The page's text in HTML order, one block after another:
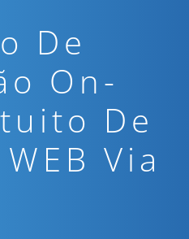
De
On-
De
Via